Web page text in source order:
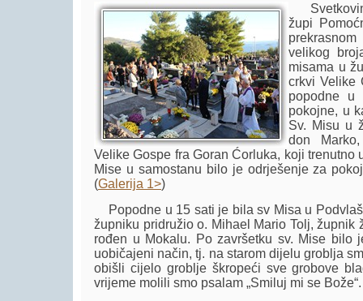
župi
velikog
misama u
crkvi Velike
popodne u
pokojne, u
Sv. Misu u
don
Velike Gospe fra Goran Ćorluka, koji trenutno
Mise u samostanu bilo je odrješenje za
(Galerija 1>)
Popodne u 15 sati je bila sv Misa u
župniku pridružio o. Mihael Mario Tolj, župnik
rođen u Mokalu. Po završetku sv. Mise bilo
uobičajeni način, tj. na starom dijelu groblja
obišli cijelo groblje škropeći sve grobove
vrijeme molili smo psalam „Smiluj mi se